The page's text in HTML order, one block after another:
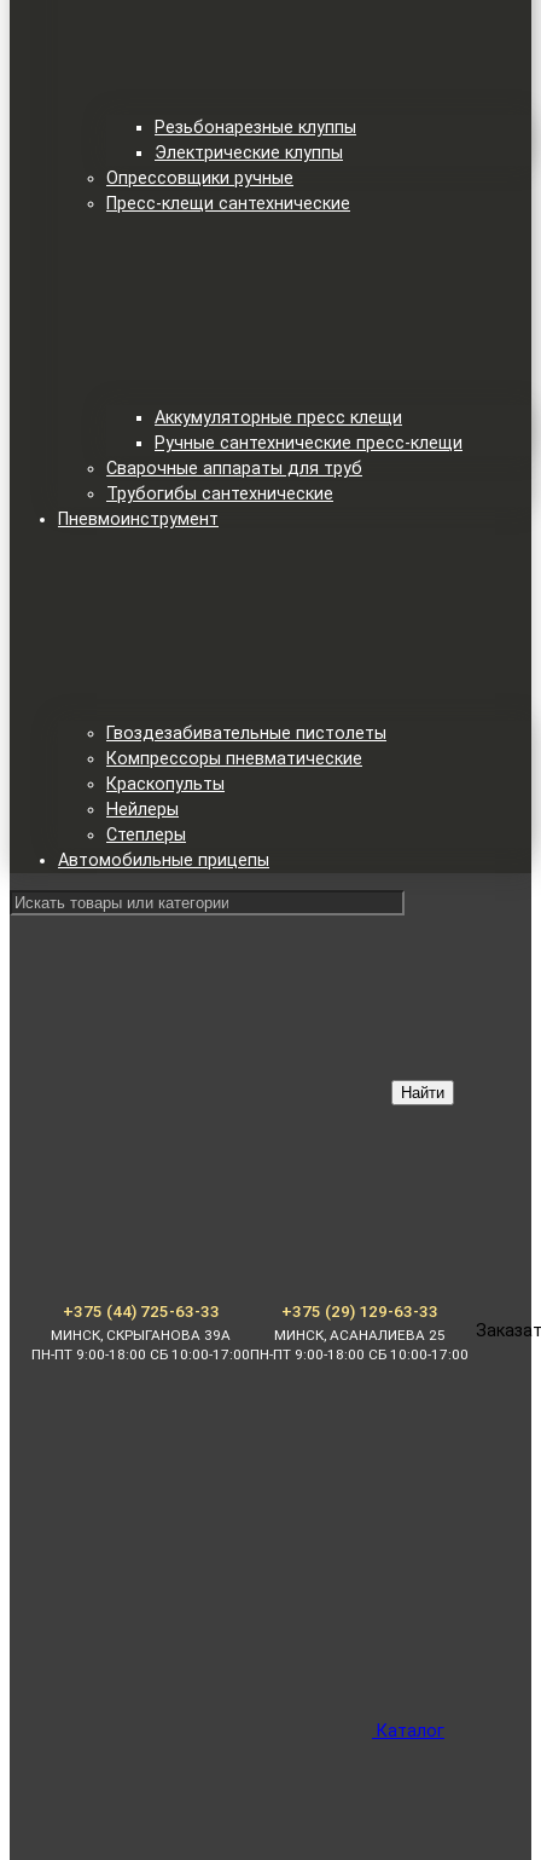
Резьбонарезные клуппы
Электрические клуппы
Опрессовщики ручные
Пресс-клещи сантехнические
Аккумуляторные пресс клещи
Ручные сантехнические пресс-клещи
Сварочные аппараты для труб
Трубогибы сантехнические
Пневмоинструмент
Гвоздезабивательные пистолеты
Компрессоры пневматические
Краскопульты
Нейлеры
Степлеры
Автомобильные прицепы
Найти
+375 (44) 725-63-33
МИНСК, СКРЫГАНОВА 39А
ПН-ПТ 9:00-18:00 СБ 10:00-17:00
+375 (29) 129-63-33
МИНСК, АСАНАЛИЕВА 25
ПН-ПТ 9:00-18:00 СБ 10:00-17:00
Каталог